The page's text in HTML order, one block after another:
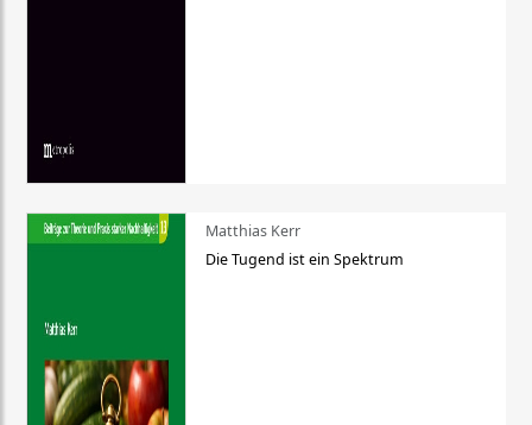
Matthias Kerr
Die Tugend ist ein Spektrum